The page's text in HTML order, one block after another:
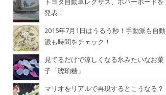
トヨタ自動車レクサス、ホバーボードを
発表！
2015年7月1日はうるう秒！手動派も自動
派も時間をチェック！
見てるだけで涼しくなる氷みたいなお菓
子「琥珀糖」
マリオをリアルで再現するとこうなる？